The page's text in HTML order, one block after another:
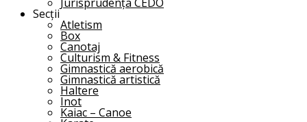
Secții
Atletism
Box
Canotaj
Culturism & Fitness
Gimnastică aerobică
Gimnastică artistică
Haltere
Inot
Kaiac – Canoe